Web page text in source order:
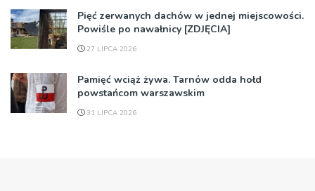
Pięć zerwanych dachów w jednej miejscowości.
Powiśle po nawałnicy [ZDJĘCIA]
27 LIPCA 2026
Pamięć wciąż żywa. Tarnów odda hołd
powstańcom warszawskim
31 LIPCA 2026